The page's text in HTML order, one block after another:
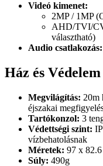
Videó kimenet:
2MP / 1MP
AHD/TVI/
választható)
Audio csatlakozás:
Ház és Védelem
Megvilágítás: 20m
éjszakai
Tartókonzol: 3
Védettségi szint:
vízbehatolásnak
Méretek: 97 x
Súly: 490g